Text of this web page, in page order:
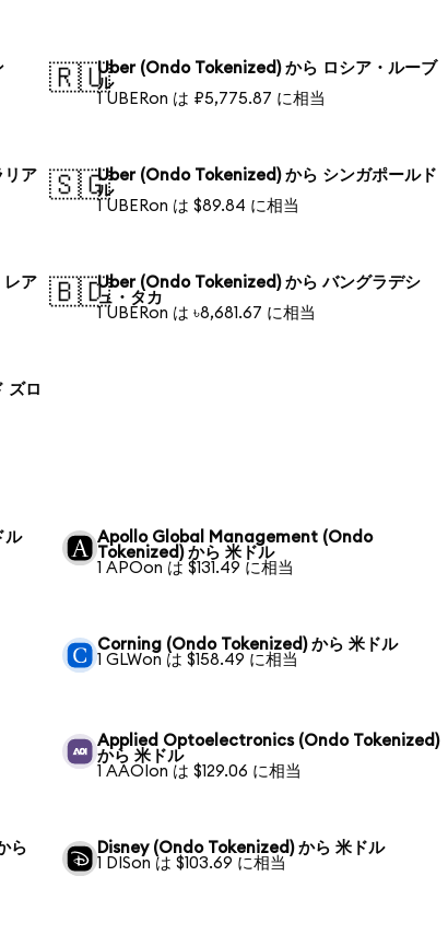
🇷🇺Uber (Ondo Tokenized) から ロシア・ルーブ
ル
1 UBERon は ₽5,775.87 に相当
リア
🇸🇬Uber (Ondo Tokenized) から シンガポールド
ル
1 UBERon は $89.84 に相当
レア
🇧🇩Uber (Ondo Tokenized) から バングラデシ
ュ・タカ
1 UBERon は ৳8,681.67 に相当
ズロ
ル
Apollo Global Management (Ondo
Tokenized) から 米ドル
1 APOon は $131.49 に相当
Corning (Ondo Tokenized) から 米ドル
1 GLWon は $158.49 に相当
Applied Optoelectronics (Ondo Tokenized)
から 米ドル
1 AAOIon は $129.06 に相当
ら
Disney (Ondo Tokenized) から 米ドル
1 DISon は $103.69 に相当